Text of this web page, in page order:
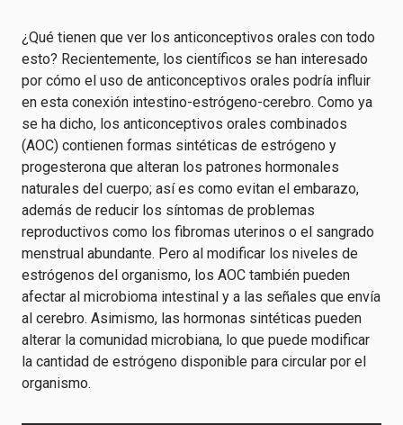
¿Qué tienen que ver los anticonceptivos orales con todo
esto? Recientemente, los científicos se han interesado
por cómo el uso de anticonceptivos orales podría influir
en esta conexión intestino-estrógeno-cerebro. Como ya
se ha dicho, los anticonceptivos orales combinados
(AOC) contienen formas sintéticas de estrógeno y
progesterona que alteran los patrones hormonales
naturales del cuerpo; así es como evitan el embarazo,
además de reducir los síntomas de problemas
reproductivos como los fibromas uterinos o el sangrado
menstrual abundante. Pero al modificar los niveles de
estrógenos del organismo, los AOC también pueden
afectar al microbioma intestinal y a las señales que envía
al cerebro. Asimismo, las hormonas sintéticas pueden
alterar la comunidad microbiana, lo que puede modificar
la cantidad de estrógeno disponible para circular por el
organismo.